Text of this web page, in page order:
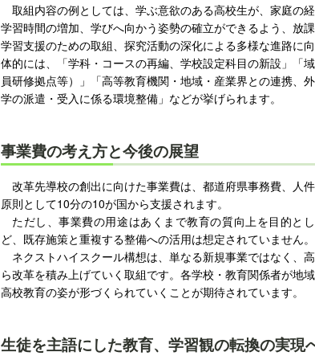
取組内容の例としては、学ぶ意欲のある高校生が、家庭の
学習時間の増加、学びへ向かう姿勢の確立ができるよう、放
学習支援のための取組、探究活動の深化による多様な進路に
体的には、「学科・コースの再編、学校設定科目の新設」「
員研修拠点等）」「高等教育機関・地域・産業界との連携、
学の派遣・受入に係る環境整備」などが挙げられます。
事業費の考え方と今後の展望
改革先導校の創出に向けた事業費は、都道府県事務費、人
原則として10分の10が国から支援されます。
ただし、事業費の用途はあくまで教育の質向上を目的と
ど、既存施策と重複する整備への活用は想定されていません。
ネクストハイスクール構想は、単なる新規事業ではなく、
ら改革を積み上げていく取組です。各学校・教育関係者が地
高校教育の姿が形づくられていくことが期待されています。
生徒を主語にした教育、学習観の転換の実現